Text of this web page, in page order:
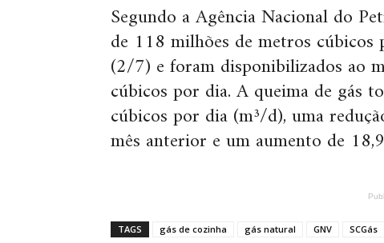
Segundo a Agência Nacional do
de 118 milhões de metros
(2/7) e foram disponibilizados ao
cúbicos por dia. A queima de gás
cúbicos por dia (m³/d), uma
mês anterior e um aumento de
TAGS gás de cozinha gás natural GNV SCGás